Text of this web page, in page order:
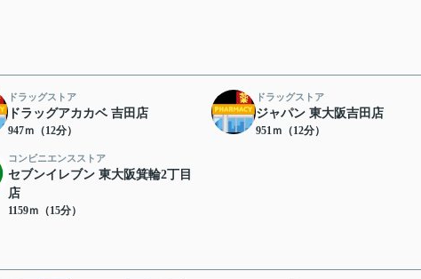
ドラッグストア
ドラッグアカカベ 吉田店
947ｍ（12分）
ドラッグストア
ジャパン 東大阪吉田店
951ｍ（12分）
コンビニエンスストア
セブンイレブン 東大阪箕輪2丁目
店
1159ｍ（15分）